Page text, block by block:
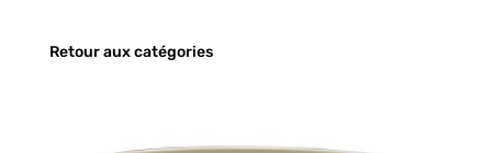
Retour aux catégories